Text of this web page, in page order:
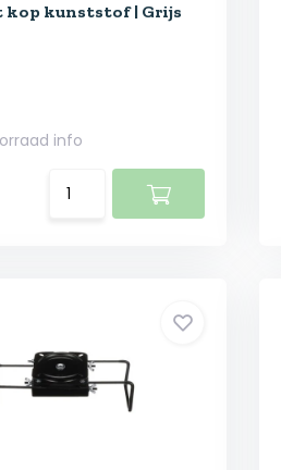
kop kunststof | Grijs
info